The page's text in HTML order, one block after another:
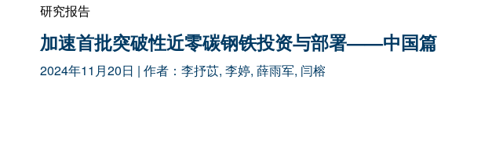
研究报告
加速首批突破性近零碳钢铁投资与部署——中国篇
2024年11月20日 | 作者： 李抒苡, 李婷, 薛雨军, 闫榕